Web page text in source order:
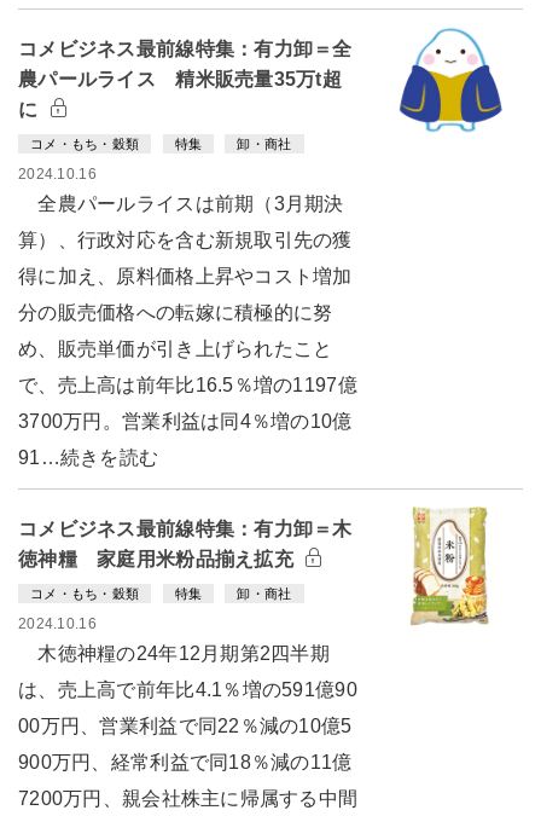
コメビジネス最前線特集：有力卸＝全
農パールライス 精米販売量35万t超
に
コメ・もち・穀類 特集 卸・商社
2024.10.16
全農パールライスは前期（3月期決
算）、行政対応を含む新規取引先の獲
得に加え、原料価格上昇やコスト増加
分の販売価格への転嫁に積極的に努
め、販売単価が引き上げられたこと
で、売上高は前年比16.5％増の1197億
3700万円。営業利益は同4％増の10億
91…続きを読む
コメビジネス最前線特集：有力卸＝木
徳神糧 家庭用米粉品揃え拡充
コメ・もち・穀類 特集 卸・商社
2024.10.16
木徳神糧の24年12月期第2四半期
は、売上高で前年比4.1％増の591億90
00万円、営業利益で同22％減の10億5
900万円、経常利益で同18％減の11億
7200万円、親会社株主に帰属する中間